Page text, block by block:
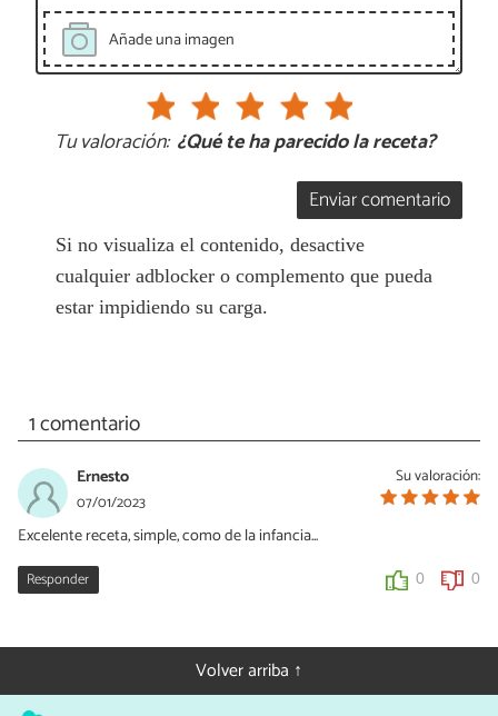
Añade una imagen
Tu valoración: ¿Qué te ha parecido la receta?
Enviar comentario
Si no visualiza el contenido, desactive
cualquier adblocker o complemento que pueda
estar impidiendo su carga.
1 comentario
Su valoración:
Ernesto
07/01/2023
Excelente receta, simple, como de la infancia...
Responder 0 0
Volver arriba ↑